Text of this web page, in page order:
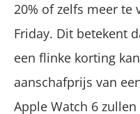
20% of zelfs meer te
Friday. Dit betekent
een flinke korting
aanschafprijs van
Apple Watch 6